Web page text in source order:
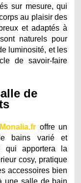
sur mesure, qui
au plaisir des
et adaptés à
naturels pour
luminosité, et les
de savoir-faire
de
Monalia.fr offre un
bains varié et
qui apportera la
cosy, pratique
accessoires bien
une salle de bain